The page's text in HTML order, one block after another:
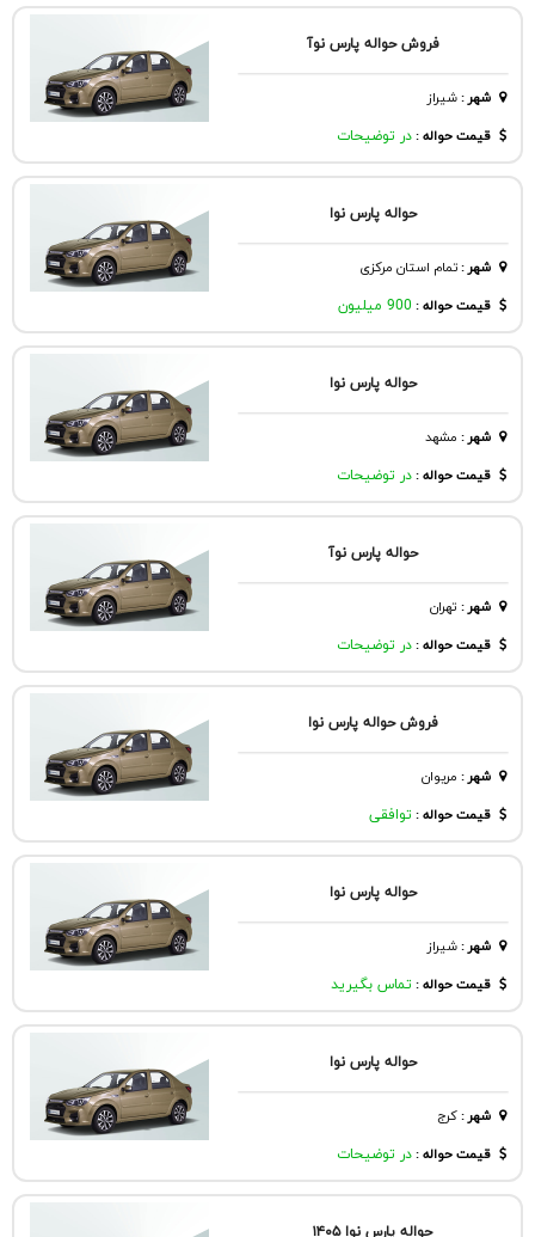
فروش حواله پارس نوآ
شهر:شيراز
قیمت حواله :در توضیحات
حواله پارس نوا
شهر:تمام استان مرکزی
قیمت حواله : 900 میلیون
حواله پارس نوا
شهر: مشهد
قیمت حواله :در توضیحات
حواله پارس نوآ
شهر: تهران
قیمت حواله :در توضیحات
فروش حوالە پارس نوا
شهر: مريوان
قیمت حواله : توافقی
حواله پارس نوا
شهر:شيراز
قیمت حواله : تماس بگیرید
حواله پارس نوا
شهر:كرج
قیمت حواله :در توضیحات
حواله پارس نوا ۱۴۰۵